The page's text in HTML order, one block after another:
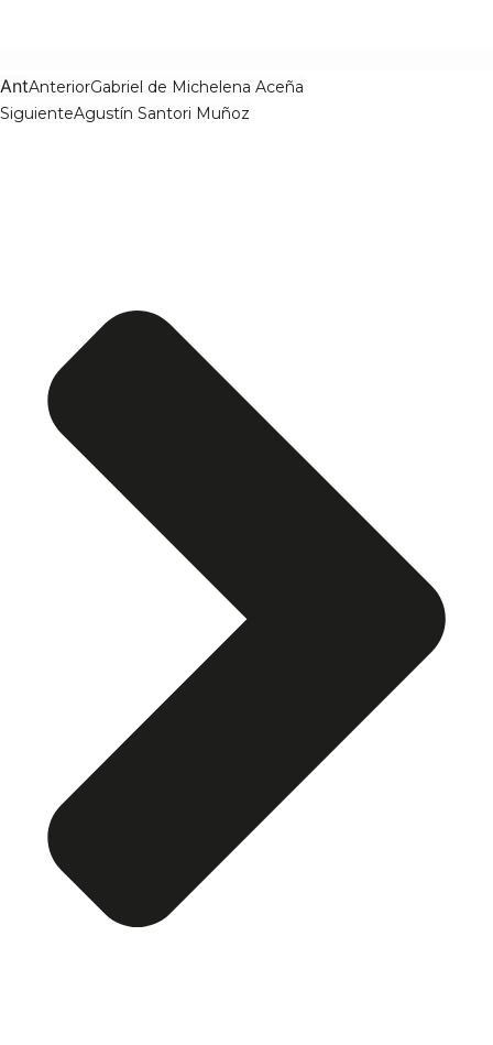
AntAnteriorGabriel de Michelena Aceña
SiguienteAgustín Santori Muñoz